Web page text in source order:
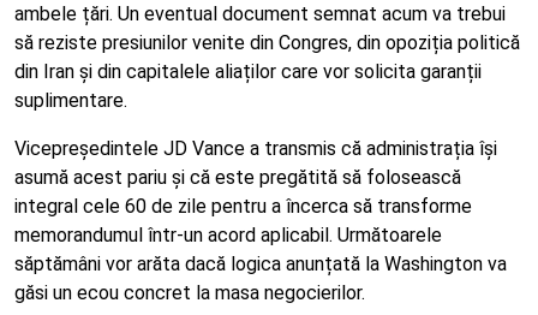
ambele țări. Un eventual document semnat acum va trebui
să reziste presiunilor venite din Congres, din opoziția politică
din Iran și din capitalele aliaților care vor solicita garanții
suplimentare.
Vicepreședintele JD Vance a transmis că administrația își
asumă acest pariu și că este pregătită să folosească
integral cele 60 de zile pentru a încerca să transforme
memorandumul într-un acord aplicabil. Următoarele
săptămâni vor arăta dacă logica anunțată la Washington va
găsi un ecou concret la masa negocierilor.